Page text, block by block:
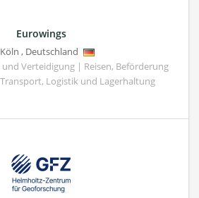
Eurowings
Köln , Deutschland
Verteidigung | Reisen, Beförderung
Logistik und Lagerhaltung